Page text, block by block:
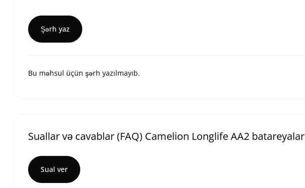
Şərh yaz
Bu məhsul üçün şərh yazılmayıb.
Suallar və cavablar (FAQ) Camelion Longlife AA2 batareyalar
Sual ver